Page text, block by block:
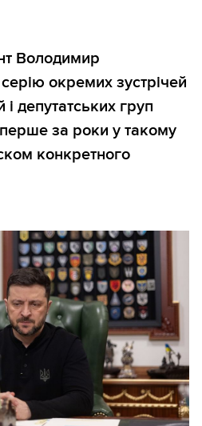
Володимир
окремих зустрічей
і депутатських груп
за роки у такому
конкретного